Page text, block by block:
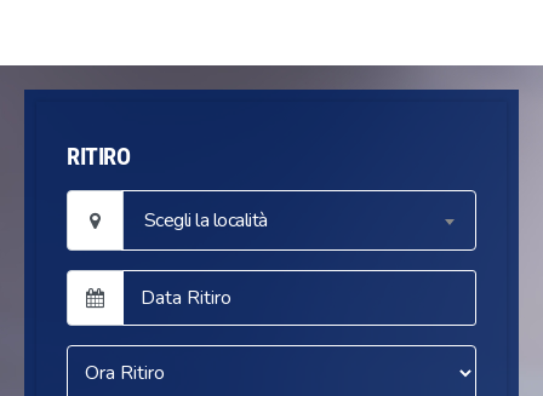
RITIRO
Scegli la località